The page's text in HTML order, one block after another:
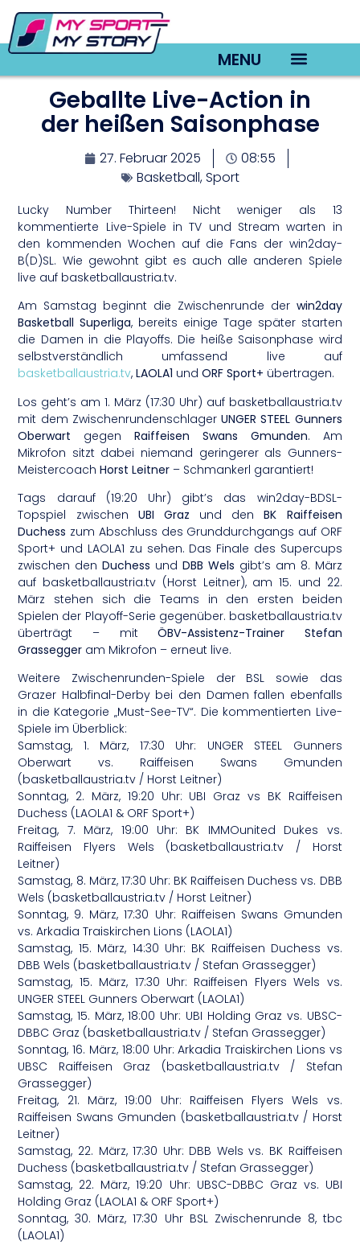
MENU
Geballte Live-Action in
der heißen Saisonphase
27. Februar 2025
08:55
Basketball,Sport
Lucky Number Thirteen! Nicht weniger als 13
kommentierte Live-Spiele in TV und Stream warten in
den kommenden Wochen auf die Fans der win2day-
B(D)SL. Wie gewohnt gibt es auch alle anderen Spiele
live auf basketballaustria.tv.
Am Samstag beginnt die Zwischenrunde der win2day
Basketball Superliga, bereits einige Tage später starten
die Damen in die Playoffs. Die heiße Saisonphase wird
selbstverständlich umfassend live auf
basketballaustria.tv,LAOLA1 undORF Sport+ übertragen.
Los geht’s am 1. März (17:30 Uhr) auf basketballaustria.tv
mit dem ZwischenrundenschlagerUNGER STEEL Gunners
Oberwart gegenRaiffeisen Swans Gmunden. Am
Mikrofon sitzt dabei niemand geringerer als Gunners-
MeistercoachHorst Leitner – Schmankerl garantiert!
Tags darauf (19:20 Uhr) gibt’s das win2day-BDSL-
Topspiel zwischen UBI Graz und denBK Raiffeisen
Duchess zum Abschluss des Grunddurchgangs auf ORF
Sport+ und LAOLA1 zu sehen. Das Finale des Supercups
zwischen denDuchess undDBB Wels gibt’s am 8. März
auf basketballaustria.tv (Horst Leitner), am 15. und 22.
März stehen sich die Teams in den ersten beiden
Spielen der Playoff-Serie gegenüber. basketballaustria.tv
überträgt – mitÖBV-Assistenz-Trainer Stefan
Grassegger am Mikrofon – erneut live.
Weitere Zwischenrunden-Spiele der BSL sowie das
Grazer Halbfinal-Derby bei den Damen fallen ebenfalls
in die Kategorie „Must-See-TV“. Die kommentierten Live-
Spiele im Überblick:
Samstag, 1. März, 17:30 Uhr: UNGER STEEL Gunners
Oberwart vs. Raiffeisen Swans Gmunden
(basketballaustria.tv / Horst Leitner)
Sonntag, 2. März, 19:20 Uhr: UBI Graz vs BK Raiffeisen
Duchess (LAOLA1 & ORF Sport+)
Freitag, 7. März, 19:00 Uhr: BK IMMOunited Dukes vs.
Raiffeisen Flyers Wels (basketballaustria.tv / Horst
Leitner)
Samstag, 8. März, 17:30 Uhr: BK Raiffeisen Duchess vs. DBB
Wels (basketballaustria.tv / Horst Leitner)
Sonntag, 9. März, 17:30 Uhr: Raiffeisen Swans Gmunden
vs. Arkadia Traiskirchen Lions (LAOLA1)
Samstag, 15. März, 14:30 Uhr: BK Raiffeisen Duchess vs.
DBB Wels (basketballaustria.tv / Stefan Grassegger)
Samstag, 15. März, 17:30 Uhr: Raiffeisen Flyers Wels vs.
UNGER STEEL Gunners Oberwart (LAOLA1)
Samstag, 15. März, 18:00 Uhr: UBI Holding Graz vs. UBSC-
DBBC Graz (basketballaustria.tv / Stefan Grassegger)
Sonntag, 16. März, 18:00 Uhr: Arkadia Traiskirchen Lions vs
UBSC Raiffeisen Graz (basketballaustria.tv / Stefan
Grassegger)
Freitag, 21. März, 19:00 Uhr: Raiffeisen Flyers Wels vs.
Raiffeisen Swans Gmunden (basketballaustria.tv / Horst
Leitner)
Samstag, 22. März, 17:30 Uhr: DBB Wels vs. BK Raiffeisen
Duchess (basketballaustria.tv / Stefan Grassegger)
Samstag, 22. März, 19:20 Uhr: UBSC-DBBC Graz vs. UBI
Holding Graz (LAOLA1 & ORF Sport+)
Sonntag, 30. März, 17:30 Uhr BSL Zwischenrunde 8, tbc
(LAOLA1)